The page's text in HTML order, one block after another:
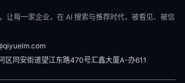
让每一家企业，在 AI 搜索与推荐时代，被看见、被信
区同安街道望江东路470号汇鑫大厦A-办611